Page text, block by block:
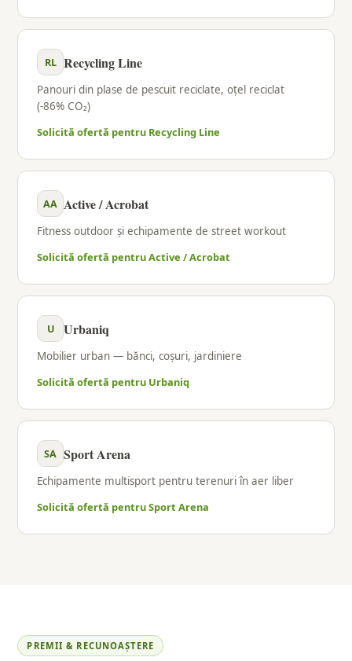
RL Recycling Line
Panouri din plase de pescuit reciclate, oțel reciclat
(-86% CO₂)
Solicită ofertă pentru Recycling Line
AA Active / Acrobat
Fitness outdoor și echipamente de street workout
Solicită ofertă pentru Active / Acrobat
U Urbaniq
Mobilier urban — bănci, coșuri, jardiniere
Solicită ofertă pentru Urbaniq
SA Sport Arena
Echipamente multisport pentru terenuri în aer liber
Solicită ofertă pentru Sport Arena
PREMII & RECUNOAȘTERE